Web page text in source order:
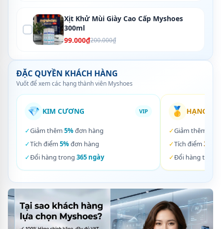
Xịt Khử Mùi Giày Cao Cấp Myshoes
300ml
99.000₫200.000₫
ĐẶC QUYỀN KHÁCH HÀNG
Vuốt để xem các hạng thành viên Myshoes
💎 KIM CƯƠNG VIP
✓Giảm thêm 5%đơn hàng
✓Tích điểm 5%đơn hàng
✓Đổi hàng trong 365 ngày
🥇 HẠNG
✓Giảm thêm
✓Tích điểm 3%
✓Đổi hàng trong